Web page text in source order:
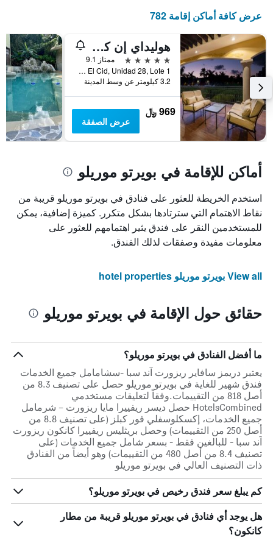
عرض كافة أماكن إقامة 782
هوليداي إن كلوب فاكيشنز غراند ريزيدنسز باي آيتش جي
5 نجوم
ممتاز 9.1
Boulevard El Cid, Unidad 28, Lote 1, بويرتو موريلو, ولاية كينتانا رو, المكسيك
3.2 كيلومتر عن وسط المدينة
969 ﷼
عرض الصفقة
أماكن للإقامة في بويرتو موريلو
استخدم الخريطة للعثور على فنادق في بويرتو موريلو قريبة من
نقاط الاهتمام التي سترتادها بشكل متكرر. كميزة إضافية، يمكن
للمستخدمين النقر على فندق يثير اهتمامهم للعثور على
معلومات مفيدة وصفقات لذلك الفندق.
View all بويرتو موريلو hotel properties
حقائق حول الإقامة في بويرتو موريلو
ما أفضل الفنادق في بويرتو موريلو؟
يعتبر دريمز سافاير ريزورت آند سبا -سشامامل جميع الخدمات
فندق شهير للغاية في بويرتو موريلو حصل على تصنيف 8.3 من
أصل 818 من التقييمات.وفقاً لتعليقات مستخدمي
HotelsCombined حصل ديسر ريفييرا مايا ريزورت – شرمامل
جميع الخدمات، إكسكلوسفلي فور كبلز (على تصنيف 8.8 من
أصل 250 من التقييمات) وحصل بريثليس ريفييرا كانكون ريزورت
آند سبا - للبالغين فقط - بسعر شامل جميع الخدمات (على
تصنيف 8.4 من أصل 480 من التقييمات) وهو أيضاً من الفنادق
ذات التصنيف العالي في بويرتو موريلو
كم يبلغ سعر فندق رخيص في بويرتو موريلو؟
هل يوجد أي فنادق في بويرتو موريلو قريبة من مطار
كانكون؟